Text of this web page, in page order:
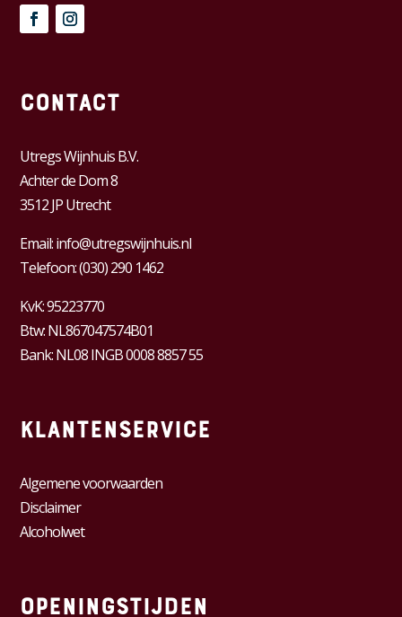
Contact
Utregs Wijnhuis B.V.
Achter de Dom 8
3512 JP Utrecht
Email:info@utregswijnhuis.nl
Telefoon:(030) 290 1462
KvK:95223770
Btw:NL867047574B01
Bank: NL08 INGB 0008 8857 55
Klantenservice
Algemene voorwaarden
Disclaimer
Alcoholwet
Openingstijden